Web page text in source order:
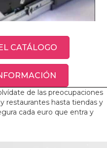
CATÁLOGO
de las preocupaciones
restaurantes hasta tiendas y
cada euro que entra y